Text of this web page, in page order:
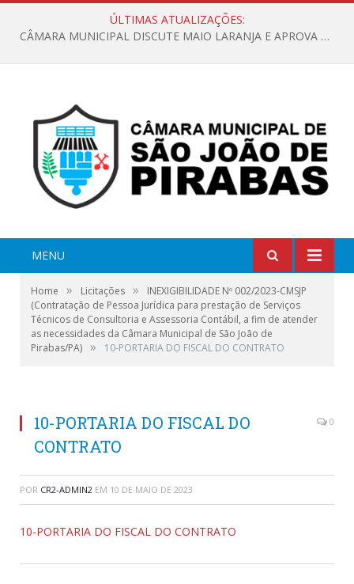
ÚLTIMAS ATUALIZAÇÕES:
CÂMARA MUNICIPAL DISCUTE MAIO LARANJA E APROVA REQUERIMENTO SOBRE SINALIZAÇÃO URBANA
MENU
Home » Licitações »
INEXIGIBILIDADE Nº 002/2023-CMSJP
(Contratação de Pessoa Jurídica para prestação de Serviços
Técnicos de Consultoria e Assessoria Contábil, a fim de atender
as necessidades da Câmara Municipal de São João de
Pirabas/PA) » 10-PORTARIA DO FISCAL DO CONTRATO
10-PORTARIA DO FISCAL DO
CONTRATO
0
POR CR2-ADMIN2 EM 10 DE MAIO DE 2023
10-PORTARIA DO FISCAL DO CONTRATO